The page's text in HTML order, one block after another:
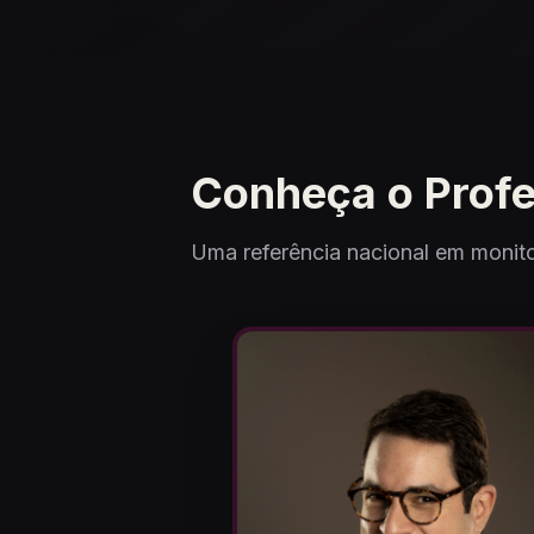
Conheça o
Uma referência nacional em